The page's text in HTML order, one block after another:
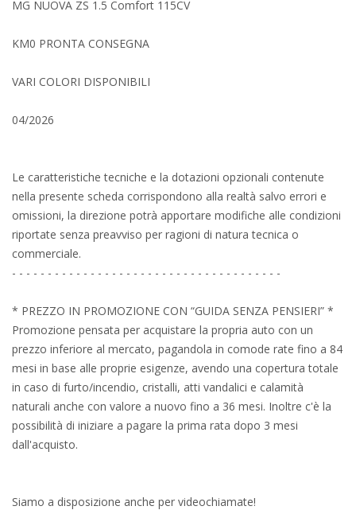
MG NUOVA ZS 1.5 Comfort 115CV
KM0 PRONTA CONSEGNA
VARI COLORI DISPONIBILI
04/2026
Le caratteristiche tecniche e la dotazioni opzionali contenute
nella presente scheda corrispondono alla realtà salvo errori e
omissioni, la direzione potrà apportare modifiche alle condizioni
riportate senza preavviso per ragioni di natura tecnica o
commerciale.
- - - - - - - - - - - - - - - - - - - - - - - - - - - - - - - - - - - - - -
* PREZZO IN PROMOZIONE CON “GUIDA SENZA PENSIERI” *
Promozione pensata per acquistare la propria auto con un
prezzo inferiore al mercato, pagandola in comode rate fino a 84
mesi in base alle proprie esigenze, avendo una copertura totale
in caso di furto/incendio, cristalli, atti vandalici e calamità
naturali anche con valore a nuovo fino a 36 mesi. Inoltre c'è la
possibilità di iniziare a pagare la prima rata dopo 3 mesi
dall'acquisto.
Siamo a disposizione anche per videochiamate!